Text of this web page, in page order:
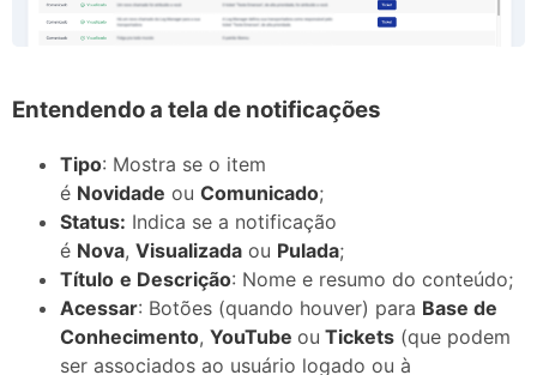
Entendendo a tela de notificações
Tipo: Mostra se o item
é Novidade ou Comunicado;
Status: Indica se a notificação
é Nova, Visualizada ou Pulada;
Título e Descrição: Nome e resumo do conteúdo;
Acessar: Botões (quando houver) para Base de
Conhecimento, YouTube ou Tickets (que podem
ser associados ao usuário logado ou à